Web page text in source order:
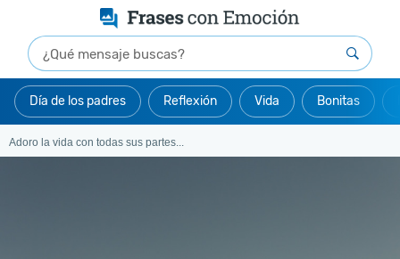
Día de los padres Reflexión Vida Bonitas
Adoro la vida con todas sus partes...